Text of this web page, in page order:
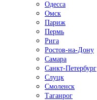
Одесса
Омск
Париж
Пермь
Рига
Ростов-на-Дону
Самара
Санкт-Петербург
Слуцк
Смоленск
Таганрог